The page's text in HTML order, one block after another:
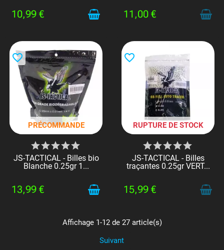
10,99 € 11,00 €
PRÉCOMMANDE
favorite_border
JS-TACTICAL - Billes bio
Blanche 0.25gr 1...
13,99 €
RUPTURE DE STOCK
favorite_border
JS-TACTICAL - Billes
traçantes 0.25gr VERT...
15,99 €
Affichage 1-12 de 27 article(s)
Suivant